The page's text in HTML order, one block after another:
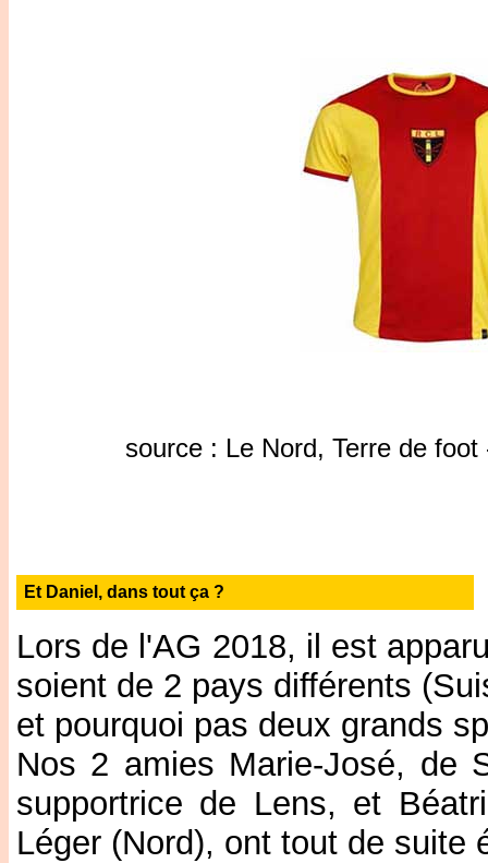
source : Le Nord, Terre de
Et Daniel, dans tout ça ?
Lors de l'AG 2018, il est
soient de 2 pays différents
et pourquoi pas deux grands
Nos 2 amies Marie-José, de
supportrice de Lens, et
Léger (Nord), ont tout de suite